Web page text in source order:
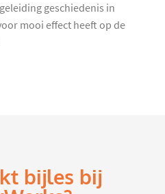
geschiedenis in
mooi effect heeft op de
bijles bij